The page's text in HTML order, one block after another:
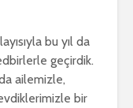
bu yıl da
geçirdik.
ailemizle,
bir